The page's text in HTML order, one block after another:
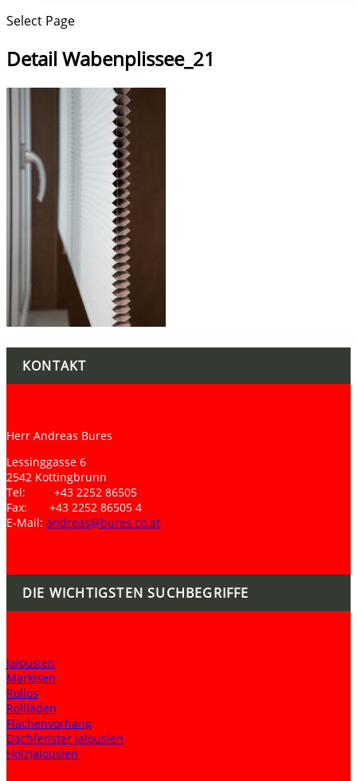
Select Page
Detail Wabenplissee_21
KONTAKT
Herr Andreas Bures
Lessinggasse 6
2542 Kottingbrunn
Tel: +43 2252 86505
Fax: +43 2252 86505 4
E-Mail: andreas@bures.co.at
DIE WICHTIGSTEN SUCHBEGRIFFE
Jalousien
Markisen
Rollos
Rollläden
Flächenvorhang
Dachfenster Jalousien
Holzjalousien